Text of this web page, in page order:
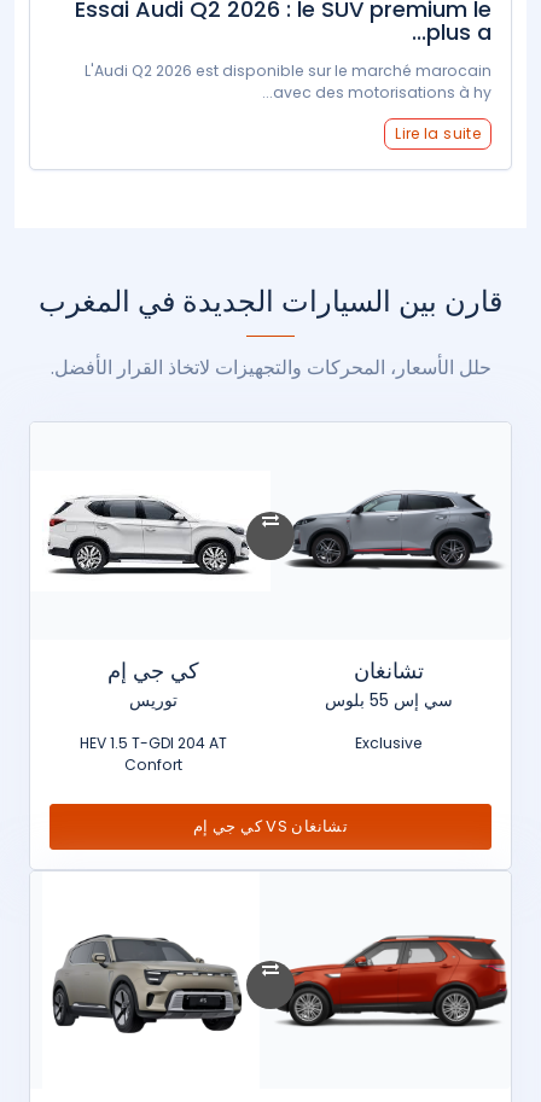
Essai Audi Q2 2026 : le SUV premium le
plus a...
L'Audi Q2 2026 est disponible sur le marché marocain
avec des motorisations à hy...
Lire la suite
قارن بين السيارات الجديدة في المغرب
حلل الأسعار، المحركات والتجهيزات لاتخاذ القرار الأفضل.
تشانغان
سي إس 55 بلوس
Exclusive
كي جي إم
توريس
HEV 1.5 T-GDI 204 AT
Confort
تشانغان VS كي جي إم